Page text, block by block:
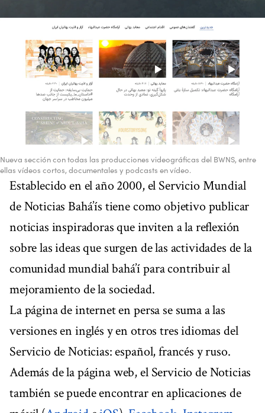
Nueva sección con todas las producciones videográficas del BWNS, entre
ellas vídeos cortos, documentales y podcasts en vídeo.
Establecido en el año 2000, el Servicio Mundial
de Noticias Bahá’ís tiene como objetivo publicar
noticias inspiradoras que inviten a la reflexión
sobre las ideas que surgen de las actividades de la
comunidad mundial bahá’í para contribuir al
mejoramiento de la sociedad.
La página de internet en persa se suma a las
versiones en inglés y en otros tres idiomas del
Servicio de Noticias: español, francés y ruso.
Además de la página web, el Servicio de Noticias
también se puede encontrar en aplicaciones de